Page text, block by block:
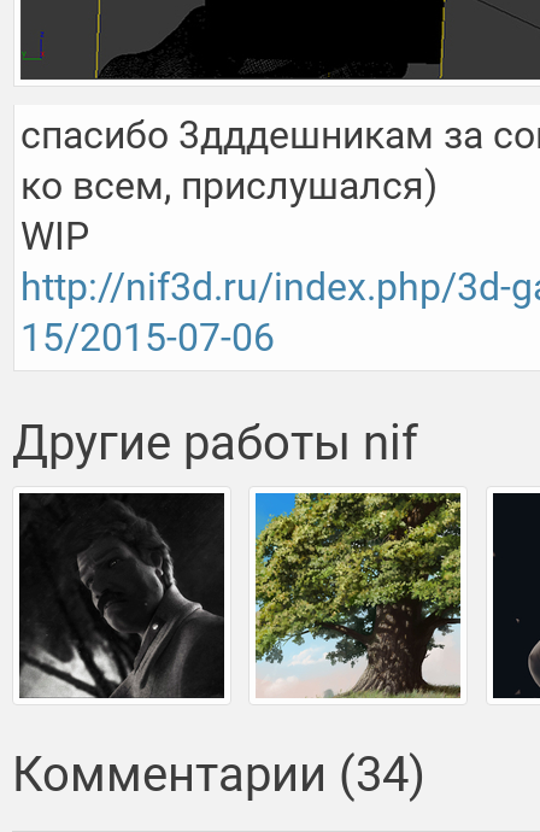
спасибо 3дддешникам за
ко всем, прислушался)
http://nif3d.ru/index.php/3d-
15/2015-07-06
Другие работы nif
Комментарии (34)